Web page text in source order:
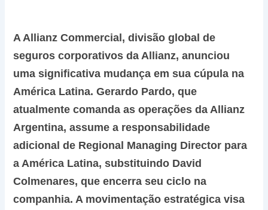
A Allianz Commercial, divisão global de
seguros corporativos da Allianz, anunciou
uma significativa mudança em sua cúpula na
América Latina. Gerardo Pardo, que
atualmente comanda as operações da Allianz
Argentina, assume a responsabilidade
adicional de Regional Managing Director para
a América Latina, substituindo David
Colmenares, que encerra seu ciclo na
companhia. A movimentação estratégica visa